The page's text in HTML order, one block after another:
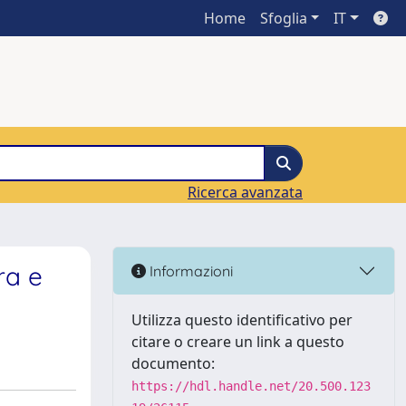
Home Sfoglia IT
Ricerca avanzata
e
Informazioni
Utilizza questo identificativo per
citare o creare un link a questo
documento:
https://hdl.handle.net/20.500.123